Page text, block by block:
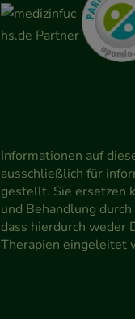
Informationen auf
ausschließlich für
gestellt. Sie ersetzen
und Behandlung
dass hierdurch weder
Therapien eingeleitet